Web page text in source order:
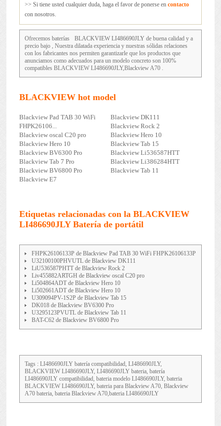
>> Si tiene usted cualquier duda, haga el favor de ponerse en contacto
con nosotros.
Ofrecemos baterías BLACKVIEW LI486690JLY de buena calidad y a
precio bajo , Nuestra dilatada experiencia y nuestras sólidas relaciones
con los fabricantes nos permiten garantizarle que los productos que
anunciamos como adecuados para un modelo concreto son 100%
compatibles BLACKVIEW LI486690JLY,Blackview A70 .
BLACKVIEW hot model
Blackview Pad TAB 30 WiFi
FHPK26106...
Blackview DK111
Blackview Rock 2
Blackview oscal C20 pro
Blackview Hero 10
Blackview Hero 10
Blackview Tab 15
Blackview BV6300 Pro
Blackview Li536587HTT
Blackview Tab 7 Pro
Blackview Li386284HTT
Blackview BV6800 Pro
Blackview Tab 11
Blackview E7
Etiquetas relacionadas con la BLACKVIEW
LI486690JLY Batería de portátil
FHPK26106133P de Blackview Pad TAB 30 WiFi FHPK26106133P
U32100100PHVUTL de Blackview DK111
LiU536587PHTT de Blackview Rock 2
Liv455882ARTGH de Blackview oscal C20 pro
Li504864ADT de Blackview Hero 10
Li502661ADT de Blackview Hero 10
U309094PV-1S2P de Blackview Tab 15
DK018 de Blackview BV6300 Pro
U3295123PVUTL de Blackview Tab 11
BAT-C62 de Blackview BV6800 Pro
Tags : LI486690JLY batería compatibilidad, LI486690JLY,
BLACKVIEW LI486690JLY, LI486690JLY bateria, batería
LI486690JLY compatibilidad, bateria modelo LI486690JLY, bateria
BLACKVIEW LI486690JLY, bateria para Blackview A70, Blackview
A70 bateria, bateria Blackview A70,bateria LI486690JLY